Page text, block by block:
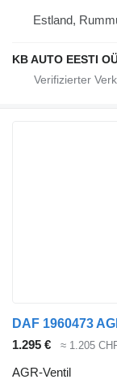
Estland,
KB AUTO EESTI
DAF 1960473
1.295 €
≈ 1.205
AGR-Ventil